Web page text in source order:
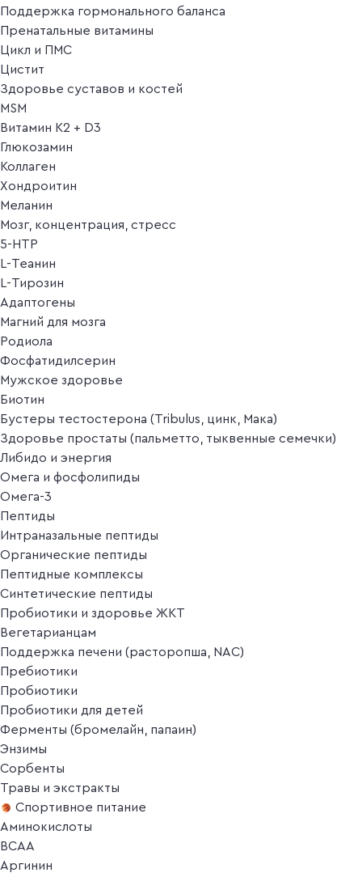
Поддержка гормонального баланса
Пренатальные витамины
Цикл и ПМС
Цистит
Здоровье суставов и костей
MSM
Витамин K2 + D3
Глюкозамин
Коллаген
Хондроитин
Меланин
Мозг, концентрация, стресс
5-HTP
L-Теанин
L-Тирозин
Адаптогены
Магний для мозга
Родиола
Фосфатидилсерин
Мужское здоровье
Биотин
Бустеры тестостерона (Tribulus, цинк, Мака)
Здоровье простаты (пальметто, тыквенные семечки)
Либидо и энергия
Омега и фосфолипиды
Омега-3
Пептиды
Интраназальные пептиды
Органические пептиды
Пептидные комплексы
Синтетические пептиды
Пробиотики и здоровье ЖКТ
Вегетарианцам
Поддержка печени (расторопша, NAC)
Пребиотики
Пробиотики
Пробиотики для детей
Ферменты (бромелайн, папаин)
Энзимы
Сорбенты
Травы и экстракты
Спортивное питание
Аминокислоты
BCAA
Аргинин